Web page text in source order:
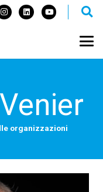
organizzazioni